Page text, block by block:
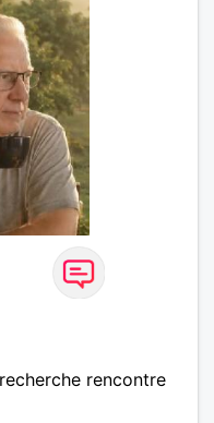
rencontre